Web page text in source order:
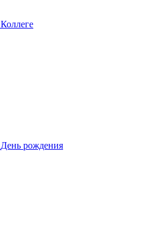
Коллеге
День рождения